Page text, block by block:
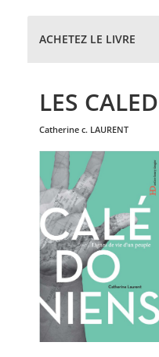
ACHETEZ LE LIVRE
LES
catherine c. LAURENT